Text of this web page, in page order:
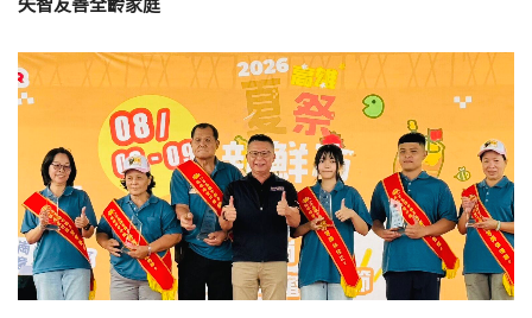
失智友善全齡家庭